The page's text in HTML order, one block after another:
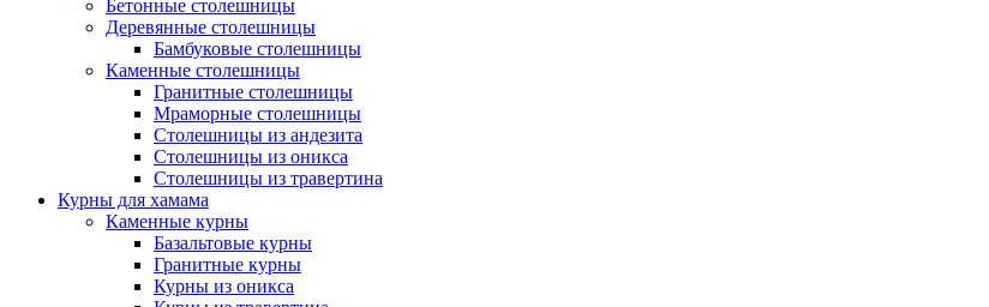
Бетонные столешницы
Деревянные столешницы
Бамбуковые столешницы
Каменные столешницы
Гранитные столешницы
Мраморные столешницы
Столешницы из андезита
Столешницы из оникса
Столешницы из травертина
Курны для хамама
Каменные курны
Базальтовые курны
Гранитные курны
Курны из оникса